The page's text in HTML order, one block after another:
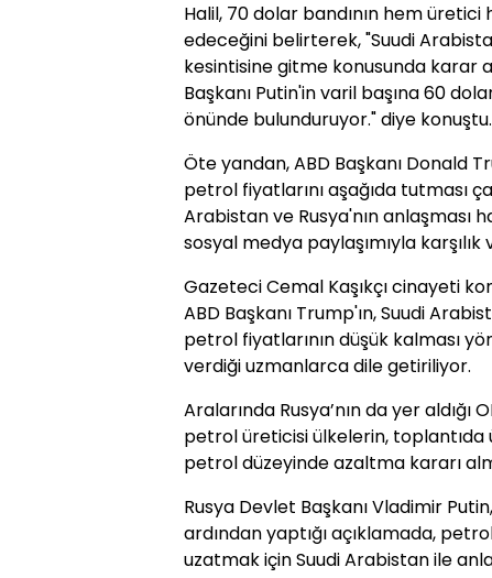
Halil, 70 dolar bandının hem
edeceğini belirterek, "Suudi
kesintisine gitme konusunda karar
Başkanı Putin'in varil başına 60
önünde bulunduruyor." diye konuştu.
Öte yandan, ABD Başkanı Donald
petrol fiyatlarını aşağıda tutması
Arabistan ve Rusya'nın anlaşması
sosyal medya paylaşımıyla
Gazeteci Cemal Kaşıkçı cinayeti
ABD Başkanı Trump'ın, Suudi
petrol fiyatlarının düşük kalması
verdiği uzmanlarca dile getiriliyor.
Aralarında Rusya’nın da yer aldığı
petrol üreticisi ülkelerin, toplantıda
petrol düzeyinde azaltma kararı
Rusya Devlet Başkanı Vladimir
ardından yaptığı açıklamada, petrol
uzatmak için Suudi Arabistan ile